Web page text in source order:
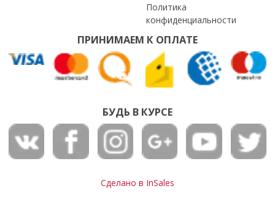
Политика
конфиденциальности
ПРИНИМАЕМ К ОПЛАТЕ
БУДЬ В КУРСЕ
Сделано в InSales